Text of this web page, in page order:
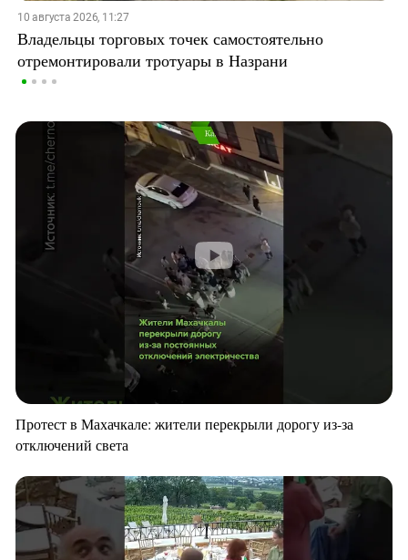
10 августа 2026, 11:27
Владельцы торговых точек самостоятельно
отремонтировали тротуары в Назрани
Протест в Махачкале: жители перекрыли дорогу из-за
отключений света